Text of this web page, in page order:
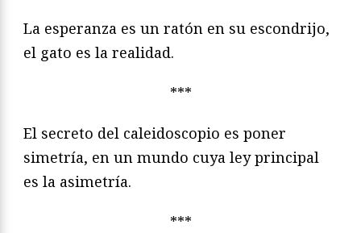
La esperanza es un ratón en su escondrijo,
el gato es la realidad.
***
El secreto del caleidoscopio es poner
simetría, en un mundo cuya ley principal
es la asimetría.
***